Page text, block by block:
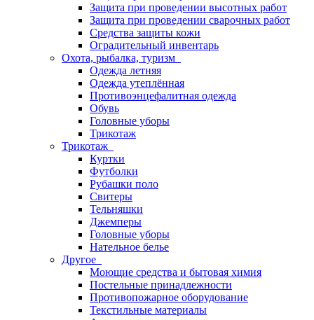
Защита при проведении высотных работ
Защита при проведении сварочных работ
Средства защиты кожи
Оградительный инвентарь
Охота, рыбалка, туризм
Одежда летняя
Одежда утеплённая
Противоэнцефалитная одежда
Обувь
Головные уборы
Трикотаж
Трикотаж
Куртки
Футболки
Рубашки поло
Свитеры
Тельняшки
Джемперы
Головные уборы
Нательное белье
Другое
Моющие средства и бытовая химия
Постельные принадлежности
Противопожарное оборудование
Текстильные материалы